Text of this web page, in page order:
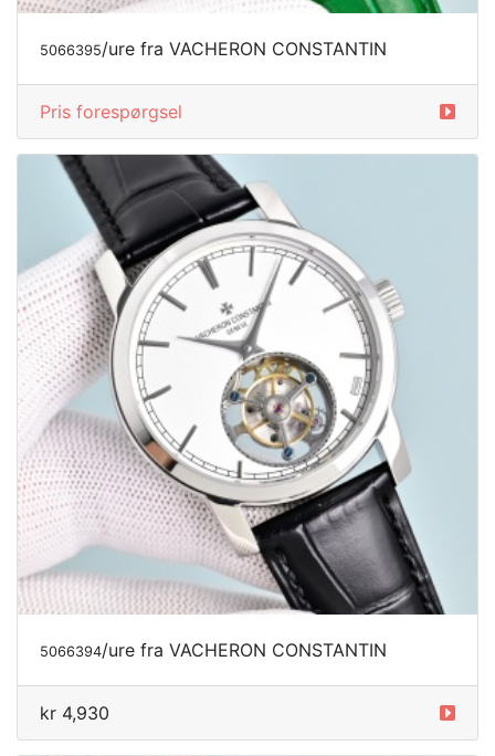
5066395/ure fra VACHERON CONSTANTIN
Pris forespørgsel
5066394/ure fra VACHERON CONSTANTIN
kr 4,930